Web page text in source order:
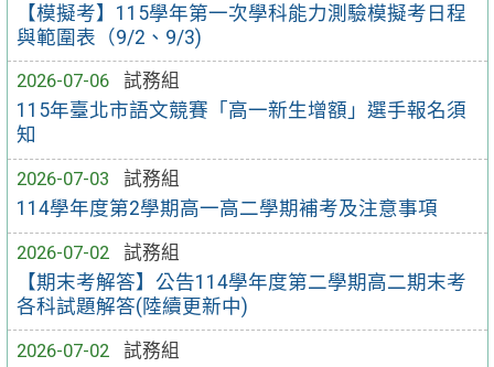
【模擬考】115學年第一次學科能力測驗模擬考日程
與範圍表（9/2、9/3)
2026-07-06
試務組
115年臺北市語文競賽「高一新生增額」選手報名須
知
2026-07-03
試務組
114學年度第2學期高一高二學期補考及注意事項
2026-07-02
試務組
【期末考解答】公告114學年度第二學期高二期末考
各科試題解答(陸續更新中)
2026-07-02
試務組